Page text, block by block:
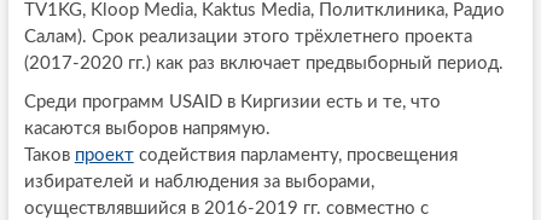
TV1KG, Kloop Media, Kaktus Media, Политклиника, Радио
Салам). Срок реализации этого трёхлетнего проекта
(2017-2020 гг.) как раз включает предвыборный период.
Среди программ USAID в Киргизии есть и те, что
касаются выборов напрямую.
Таков проектсодействия парламенту, просвещения
избирателей и наблюдения за выборами,
осуществлявшийся в 2016-2019 гг. совместно с